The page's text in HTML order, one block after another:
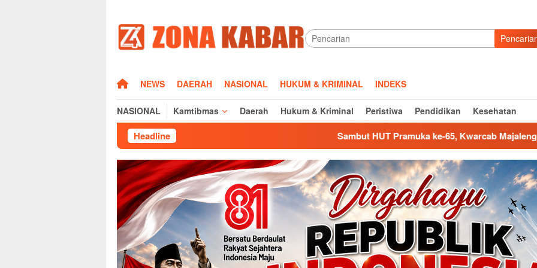
konten
HOMENEWS DAERAH NASIONAL HUKUM & KRIMINAL INDEKS
NASIONAL Kamtibmas Daerah Hukum & Kriminal Peristiwa Pendidikan Kesehatan
Headline Sambut HUT Pramuka ke-65, Kwarcab Majalengka Gerakkan Bulan